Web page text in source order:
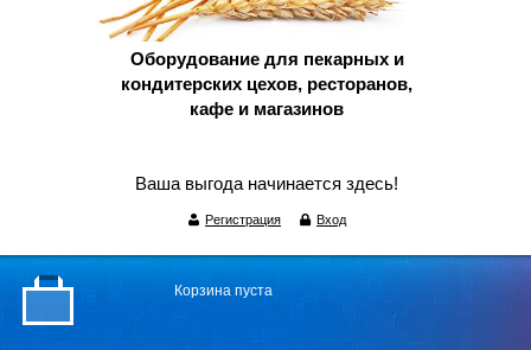
Вход
Регистрация
Оборудование для пекарных и
кондитерских цехов, ресторанов,
кафе и магазинов
Ваша выгода начинается здесь!
Корзина пуста